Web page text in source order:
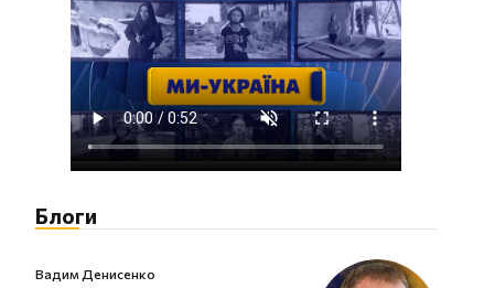
Блоги
Вадим Денисенко